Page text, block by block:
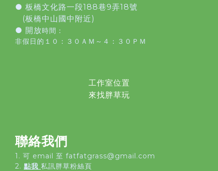
● 板橋文化路一段188巷9弄18號
(板橋中山國中附近)
● 開放時間：
非假日的１０：３０ＡＭ～４：３０ＰＭ
工作室位置
來找胖草玩
聯絡我們
1. 可 email 至 fatfatgrass@gmail.com
2. 點我 私訊胖草粉絲頁